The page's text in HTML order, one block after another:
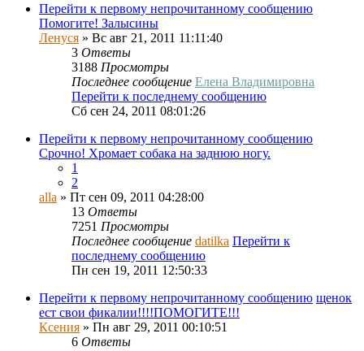
Перейти к первому непрочитанному сообщению
Помогите! Залысины
Ленуся » Вс авг 21, 2011 11:11:40
3 Ответы
3188 Просмотры
Последнее сообщение Елена Владимировна
Перейти к последнему сообщению
Сб сен 24, 2011 08:01:26
Перейти к первому непрочитанному сообщению
Срочно! Хромает собака на заднюю ногу.
1
2
alla » Пт сен 09, 2011 04:28:00
13 Ответы
7251 Просмотры
Последнее сообщение datilka Перейти к
последнему сообщению
Пн сен 19, 2011 12:50:33
Перейти к первому непрочитанному сообщению щенок
ест свои фикалии!!!!ПОМОГИТЕ!!!
Ксения » Пн авг 29, 2011 00:10:51
6 Ответы